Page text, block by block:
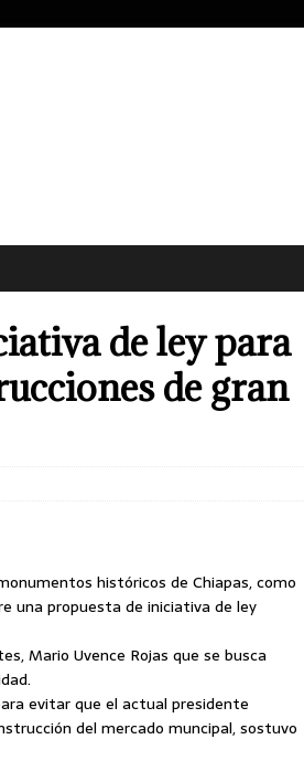
de ley para
de gran
históricos de Chiapas, como
una propuesta de iniciativa de ley
Mario Uvence Rojas que se busca
evitar que el actual presidente
del mercado muncipal, sostuvo